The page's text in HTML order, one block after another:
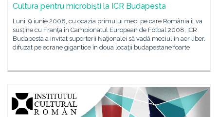
Cultura pentru microbişti la ICR Budapesta
Luni, 9 iunie 2008, cu ocazia primului meci pe care România îl va
susţine cu Franţa în Campionatul European de Fotbal 2008, ICR
Budapesta a invitat suporterii Naţionalei să vadă meciul în aer liber,
difuzat pe ecrane gigantice în doua locaţii budapestane foarte